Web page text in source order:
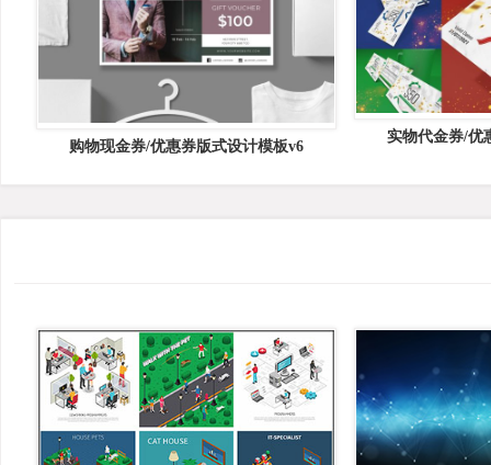
实物代金券/优
购物现金券/优惠券版式设计模板v6